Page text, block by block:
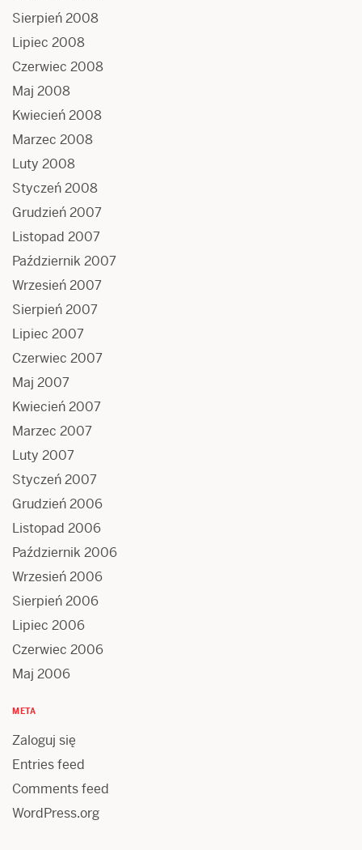
Sierpień 2008
Lipiec 2008
Czerwiec 2008
Maj 2008
Kwiecień 2008
Marzec 2008
Luty 2008
Styczeń 2008
Grudzień 2007
Listopad 2007
Październik 2007
Wrzesień 2007
Sierpień 2007
Lipiec 2007
Czerwiec 2007
Maj 2007
Kwiecień 2007
Marzec 2007
Luty 2007
Styczeń 2007
Grudzień 2006
Listopad 2006
Październik 2006
Wrzesień 2006
Sierpień 2006
Lipiec 2006
Czerwiec 2006
Maj 2006
META
Zaloguj się
Entries feed
Comments feed
WordPress.org